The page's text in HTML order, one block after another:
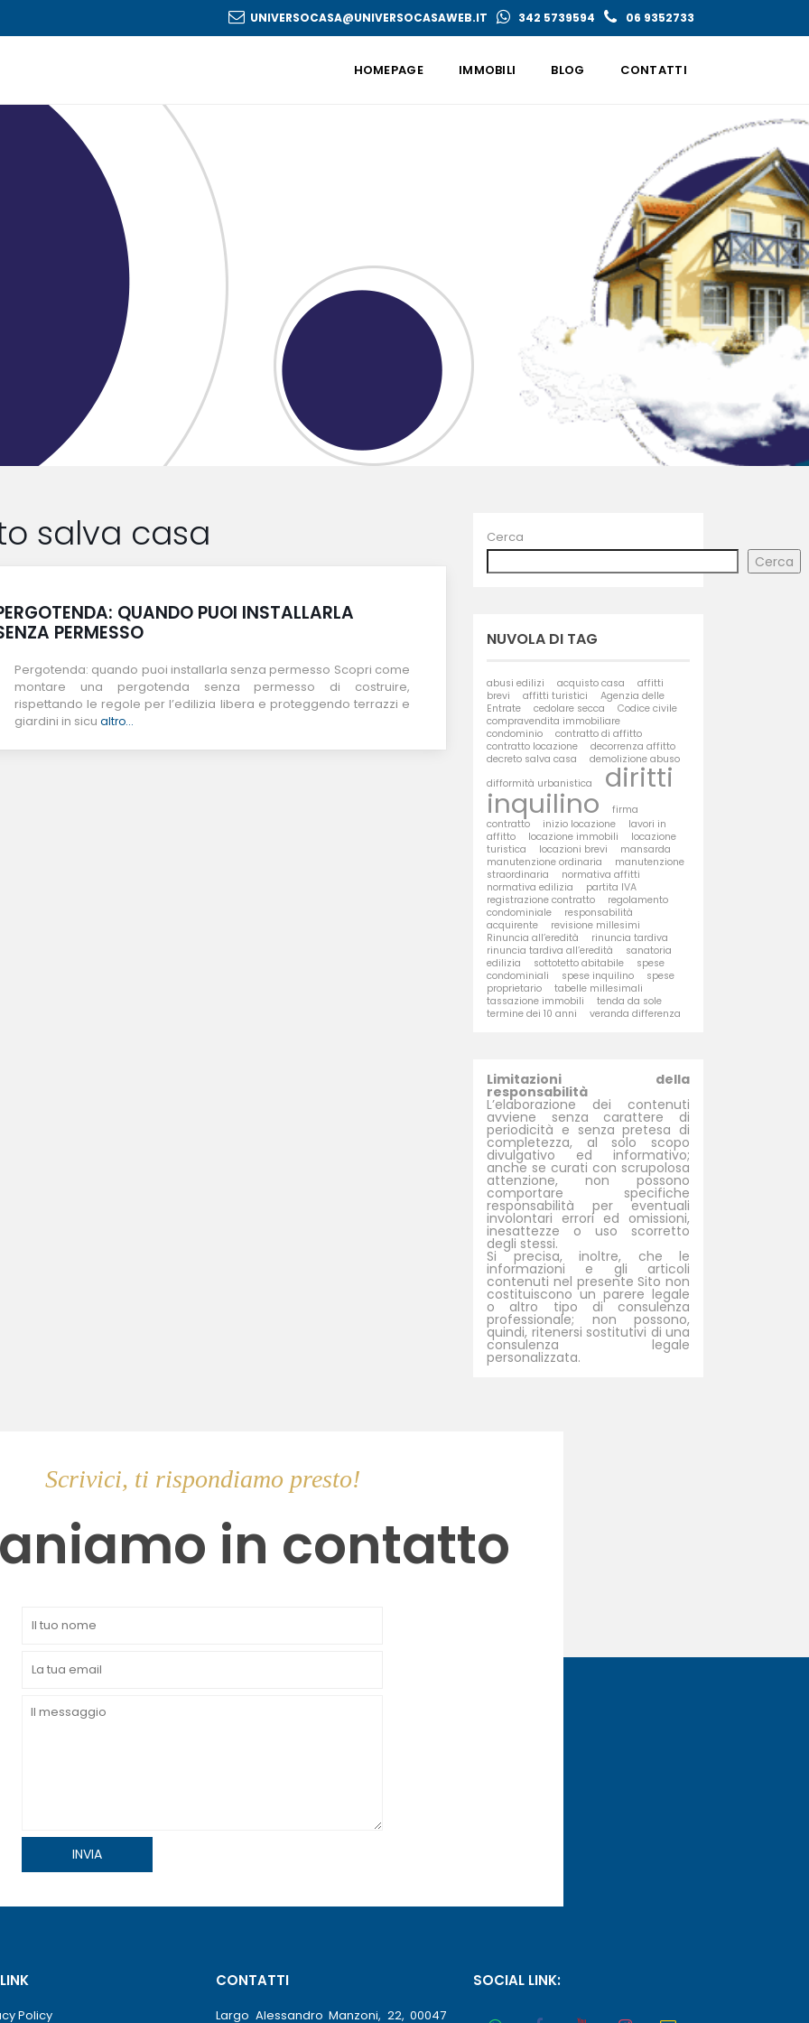
UNIVERSOCASA@UNIVERSOCASAWEB.IT 342 5739594 06 9352733
HOMEPAGE IMMOBILI BLOG CONTATTI
salva casa
QUANDO PUOI INSTALLARLA
PERMESSO
Pergotenda: quando puoi installarla senza permesso Scopri come
montare una pergotenda senza permesso di costruire,
rispettando le regole per l’edilizia libera e proteggendo terrazzi e
giardini in sicu altro...
Cerca
Cerca
NUVOLA DI TAG
abusi edilizi acquisto casa
affitti
brevi
affitti turistici
Agenzia delle
Entrate
cedolare secca
Codice civile
compravendita immobiliare
condominio
contratto di affitto
contratto locazione
decorrenza affitto
decreto salva casa
demolizione abuso
difformità urbanistica
diritti
inquilino
firma
contratto
inizio locazione
lavori in
affitto
locazione immobili
locazione
turistica
locazioni brevi
mansarda
manutenzione ordinaria
manutenzione
straordinaria
normativa affitti
normativa edilizia
partita IVA
registrazione contratto
regolamento
condominiale
responsabilità
acquirente
revisione millesimi
Rinuncia all’eredità
rinuncia tardiva
rinuncia tardiva all’eredità
sanatoria
edilizia
sottotetto abitabile
spese
condominiali
spese inquilino
spese
proprietario
tabelle millesimali
tassazione immobili
tenda da sole
termine dei 10 anni
veranda differenza
Limitazioni della
responsabilità
L’elaborazione dei contenuti
avviene senza carattere di
periodicità e senza pretesa di
completezza, al solo scopo
divulgativo ed informativo;
anche se curati con scrupolosa
attenzione, non possono
comportare specifiche
responsabilità per eventuali
involontari errori ed omissioni,
inesattezze o uso scorretto
degli stessi.
Si precisa, inoltre, che le
informazioni e gli articoli
contenuti nel presente Sito non
costituiscono un parere legale
o altro tipo di consulenza
professionale; non possono,
quindi, ritenersi sostitutivi di una
consulenza legale
personalizzata.
Scrivici, ti rispondiamo presto!
in contatto
Policy
CONTATTI
Largo Alessandro Manzoni, 22, 00047
SOCIAL LINK: